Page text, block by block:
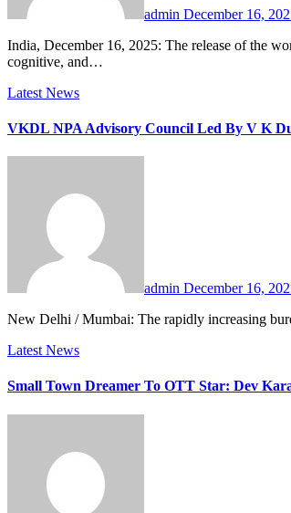
admin December 16,
India, December 16, 2025: The release of the world’s first Sovereignty Index by the International Burke Institute, assessing all UN member states across political, economic, technological, informational, cultural,
cognitive, and…
Latest News
VKDL NPA Advisory Council Led By V K
admin December 16,
New Delhi / Mumbai: The rapidly increasing
Latest News
Small Town Dreamer To OTT Star: Dev